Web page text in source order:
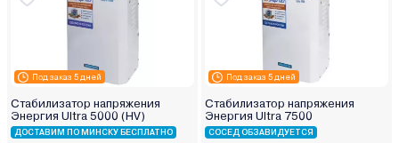
Под заказ 5 дней
Стабилизатор напряжения
Энергия Ultra 5000 (HV)
ДОСТАВИМ ПО МИНСКУ БЕСПЛАТНО
Под заказ 5 дней
Стабилизатор напряжения
Энергия Ultra 7500
СОСЕД ОБЗАВИДУЕТСЯ